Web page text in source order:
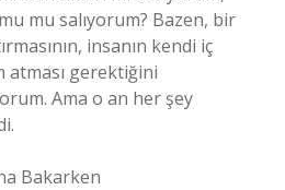
mu salıyorum? Bazen, bir
insanın kendi iç
atması gerektiğini
Ama o an her şey
Bakarken